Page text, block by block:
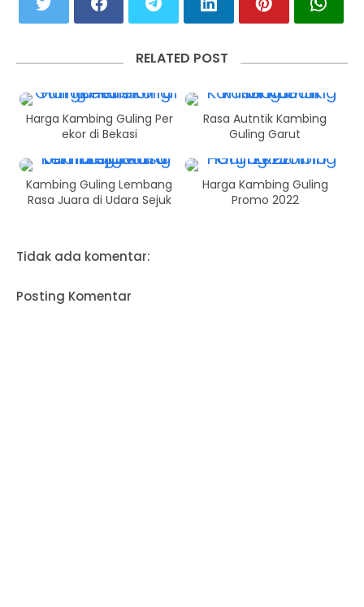
RELATED POST
Harga Kambing Guling Per
ekor di Bekasi
Rasa Autntik Kambing
Guling Garut
Kambing Guling Lembang
Rasa Juara di Udara Sejuk
Harga Kambing Guling
Promo 2022
Tidak ada komentar:
Posting Komentar